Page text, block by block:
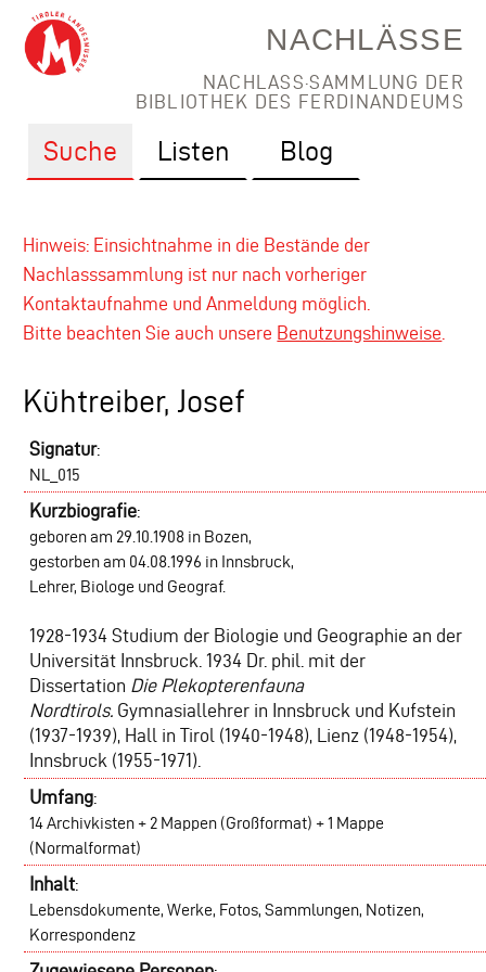
NACHLÄSSE
NACHLASS·SAMMLUNG DER
BIBLIOTHEK DES FERDINANDEUMS
Suche Listen Blog
Hinweis: Einsichtnahme in die Bestände der
Nachlasssammlung ist nur nach vorheriger
Kontaktaufnahme und Anmeldung möglich.
Bitte beachten Sie auch unsere Benutzungshinweise
Kühtreiber, Josef
Signatur:
NL_015
Kurzbiografie:
geboren am 29.10.1908 in Bozen,
gestorben am 04.08.1996 in Innsbruck,
Lehrer, Biologe und Geograf.
1928-1934 Studium der Biologie und Geographie an der
Universität Innsbruck. 1934 Dr. phil. mit der
Dissertation Die Plekopterenfauna
Nordtirols. Gymnasiallehrer in Innsbruck und Kufstein
(1937-1939), Hall in Tirol (1940-1948), Lienz (1948-1954),
Innsbruck (1955-1971).
Umfang:
14 Archivkisten + 2 Mappen (Großformat) + 1 Mappe
(Normalformat)
Inhalt:
Lebensdokumente, Werke, Fotos, Sammlungen, Notizen,
Korrespondenz